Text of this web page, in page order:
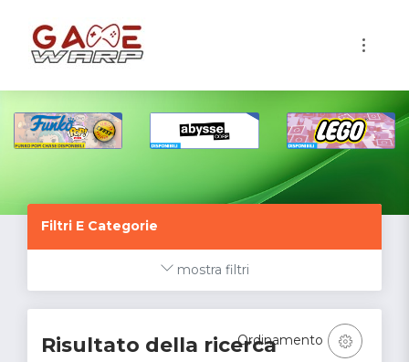
Filtri E Categorie
mostra filtri
Risultato della ricercaOrdinamento